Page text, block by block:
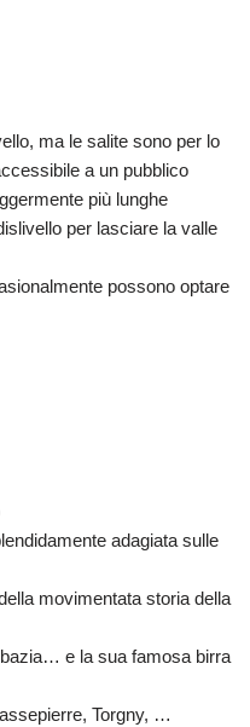
ma le salite sono per lo
a un pubblico
più lunghe
per lasciare la valle
possono optare
adagiata sulle
movimentata storia della
e la sua famosa birra
Torgny, …